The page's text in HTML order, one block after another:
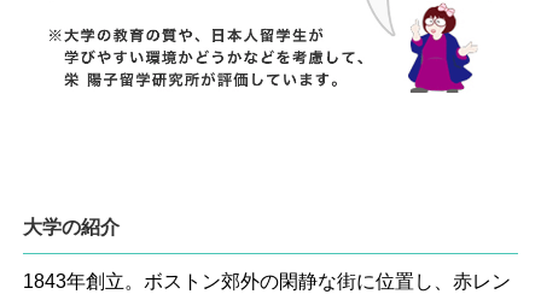
大学の紹介
1843年創立。ボストン郊外の閑静な街に位置し、赤レン